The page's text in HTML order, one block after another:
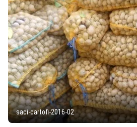
saci-cartofi-2016-02